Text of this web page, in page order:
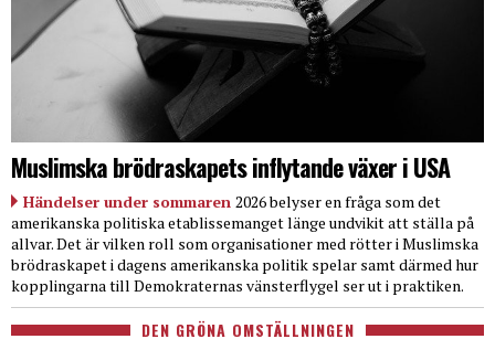
Muslimska brödraskapets inflytande växer i USA
Händelser under sommaren 2026 belyser en fråga som det
amerikanska politiska etablissemanget länge undvikit att ställa på
allvar. Det är vilken roll som organisationer med rötter i Muslimska
brödraskapet i dagens amerikanska politik spelar samt därmed hur
kopplingarna till Demokraternas vänsterflygel ser ut i praktiken.
DEN GRÖNA OMSTÄLLNINGEN